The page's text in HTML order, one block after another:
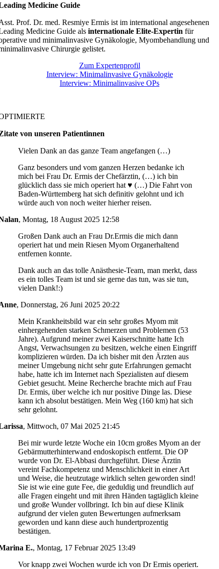
Medicine Guide
Prof. Dr. med. Resmiye Ermis ist im international angesehenen
Medicine Guide alsinternationale Elite-Expertin für
und minimalinvasive Gynäkologie, Myombehandlung und
Chirurgie gelistet.
Zum Expertenprofil
Interview: Minimalinvasive Gynäkologie
Interview: Minimalinvasive OPs
von unseren Patientinnen
Vielen Dank an das ganze Team angefangen (…)
Ganz besonders und vom ganzen Herzen bedanke ich
mich bei Frau Dr. Ermis der Chefärztin, (…) ich bin
glücklich dass sie mich operiert hat ♥️ (…) Die Fahrt von
Baden-Württemberg hat sich definitiv gelohnt und ich
würde auch von noch weiter hierher reisen.
,Montag, 18 August 2025 12:58
Großen Dank auch an Frau Dr.Ermis die mich dann
operiert hat und mein Riesen Myom Organerhaltend
entfernen konnte.
Dank auch an das tolle Anästhesie-Team, man merkt, dass
es ein tolles Team ist und sie gerne das tun, was sie tun,
vielen Dank!:)
,Donnerstag, 26 Juni 2025 20:22
Mein Krankheitsbild war ein sehr großes Myom mit
einhergehenden starken Schmerzen und Problemen (53
Jahre). Aufgrund meiner zwei Kaiserschnitte hatte Ich
Angst, Verwachsungen zu besitzen, welche einen Eingriff
komplizieren würden. Da ich bisher mit den Ärzten aus
meiner Umgebung nicht sehr gute Erfahrungen gemacht
habe, hatte ich im Internet nach Spezialisten auf diesem
Gebiet gesucht. Meine Recherche brachte mich auf Frau
Dr. Ermis, über welche ich nur positive Dinge las. Diese
kann ich absolut bestätigen. Mein Weg (160 km) hat sich
sehr gelohnt.
,Mittwoch, 07 Mai 2025 21:45
Bei mir wurde letzte Woche ein 10cm großes Myom an der
Gebärmutterhinterwand endoskopisch entfernt. Die OP
wurde von Dr. El-Abbasi durchgeführt. Diese Ärztin
vereint Fachkompetenz und Menschlichkeit in einer Art
und Weise, die heutzutage wirklich selten geworden sind!
Sie ist wie eine gute Fee, die geduldig und freundlich auf
alle Fragen eingeht und mit ihren Händen tagtäglich kleine
und große Wunder vollbringt. Ich bin auf diese Klinik
aufgrund der vielen guten Bewertungen aufmerksam
geworden und kann diese auch hundertprozentig
bestätigen.
E.,Montag, 17 Februar 2025 13:49
Vor knapp zwei Wochen wurde ich von Dr Ermis operiert.